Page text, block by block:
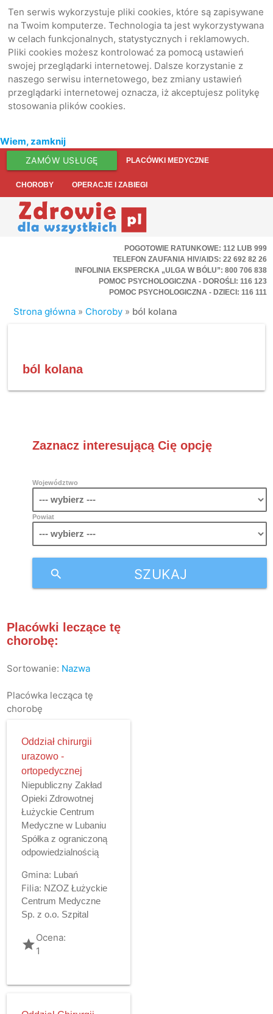
Ten serwis wykorzystuje pliki cookies, które są zapisywane
na Twoim komputerze. Technologia ta jest wykorzystywana
w celach funkcjonalnych, statystycznych i reklamowych.
Pliki cookies możesz kontrolować za pomocą ustawień
swojej przeglądarki internetowej. Dalsze korzystanie z
naszego serwisu internetowego, bez zmiany ustawień
przeglądarki internetowej oznacza, iż akceptujesz politykę
stosowania plików cookies.
Wiem, zamknij
ZAMÓW USŁUGĘ PLACÓWKI MEDYCZNE
CHOROBY OPERACJE I ZABIEGI
POGOTOWIE RATUNKOWE: 112 LUB 999
TELEFON ZAUFANIA HIV/AIDS: 22 692 82 26
INFOLINIA EKSPERCKA „ULGA W BÓLU”: 800 706 838
POMOC PSYCHOLOGICZNA - DOROŚLI: 116 123
POMOC PSYCHOLOGICZNA - DZIECI: 116 111
Strona główna » Choroby » ból kolana
ból kolana
Zaznacz interesującą Cię opcję
Województwo
Powiat
SZUKAJ
search
Placówki leczące tę
chorobę:
Sortowanie: Nazwa
Placówka lecząca tę
chorobę
Oddział chirurgii
urazowo -
ortopedycznej
Niepubliczny Zakład
Opieki Zdrowotnej
Łużyckie Centrum
Medyczne w Lubaniu
Spółka z ograniczoną
odpowiedzialnością
Gmina: Lubań
Filia: NZOZ Łużyckie
Centrum Medyczne
Sp. z o.o. Szpital
gradeOcena:
1